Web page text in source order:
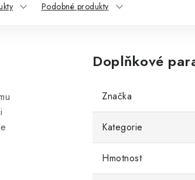
Podobné produkty
Doplňkové
Značka
Kategorie
Hmotnost